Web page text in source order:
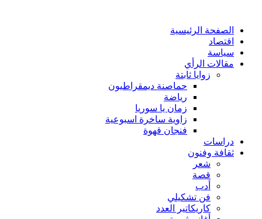
الصفحة الرئيسية
اقتصاد
سياسة
مقالات الرأي
زوايا ثابتة
حماصنة ديمقراطيون
رياضة
زمان يا سوريا
زاوية ساخرة اسبوعية
فنجان قهوة
دراسات
ثقافة وفنون
شعر
قصة
أدب
فن تشكيلي
كاريكاتير العدد